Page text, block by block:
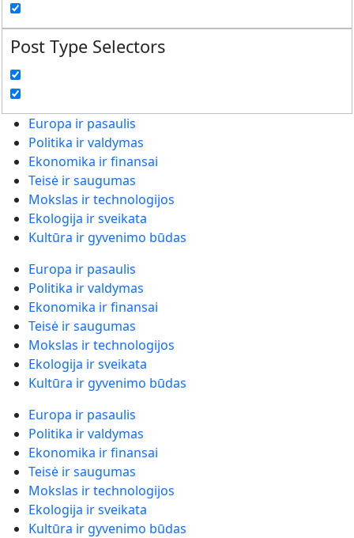
Post Type Selectors
Europa ir pasaulis
Politika ir valdymas
Ekonomika ir finansai
Teisė ir saugumas
Mokslas ir technologijos
Ekologija ir sveikata
Kultūra ir gyvenimo būdas
Europa ir pasaulis
Politika ir valdymas
Ekonomika ir finansai
Teisė ir saugumas
Mokslas ir technologijos
Ekologija ir sveikata
Kultūra ir gyvenimo būdas
Europa ir pasaulis
Politika ir valdymas
Ekonomika ir finansai
Teisė ir saugumas
Mokslas ir technologijos
Ekologija ir sveikata
Kultūra ir gyvenimo būdas